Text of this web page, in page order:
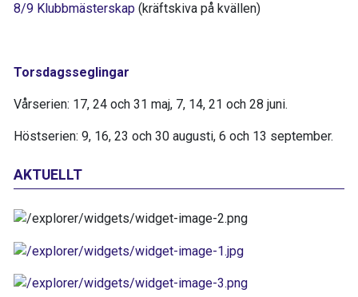
8/9 Klubbmästerskap (kräftskiva på kvällen)
Torsdagsseglingar
Vårserien: 17, 24 och 31 maj, 7, 14, 21 och 28 juni.
Höstserien: 9, 16, 23 och 30 augusti, 6 och 13 september.
AKTUELLT